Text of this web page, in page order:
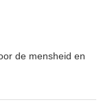
de mensheid en